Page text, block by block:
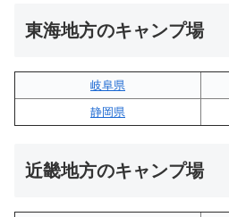
東海地方のキャンプ場
岐阜県
静岡県
近畿地方のキャンプ場